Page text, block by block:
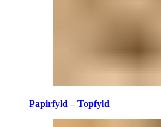
Papirfyld – Topfyld